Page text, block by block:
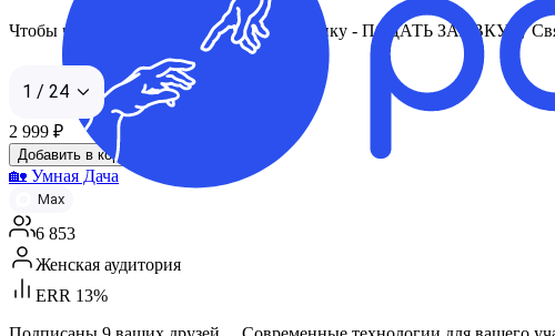
Чтобы читать, просто нажми синюю кнопку - ПОДАТЬ ЗАЯВКУ 👇
1 / 24
2 999 ₽
Добавить в корзину
🏡 Умная Дача
Max
6 853
Женская аудитория
ERR 13%